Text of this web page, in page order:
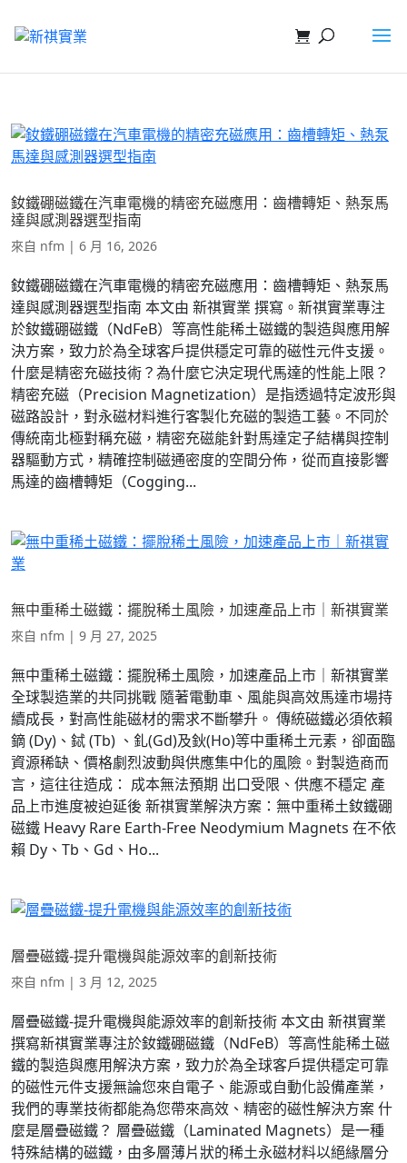
釹鐵硼磁鐵在汽車電機的精密充磁應用：齒槽轉矩、熱泵馬
達與感測器選型指南
來自 nfm | 6 月 16, 2026
釹鐵硼磁鐵在汽車電機的精密充磁應用：齒槽轉矩、熱泵馬
達與感測器選型指南 本文由 新祺實業 撰寫。新祺實業專注
於釹鐵硼磁鐵（NdFeB）等高性能稀土磁鐵的製造與應用解
決方案，致力於為全球客戶提供穩定可靠的磁性元件支援。
什麼是精密充磁技術？為什麼它決定現代馬達的性能上限？
精密充磁（Precision Magnetization）是指透過特定波形與
磁路設計，對永磁材料進行客製化充磁的製造工藝。不同於
傳統南北極對稱充磁，精密充磁能針對馬達定子結構與控制
器驅動方式，精確控制磁通密度的空間分佈，從而直接影響
馬達的齒槽轉矩（Cogging...
無中重稀土磁鐵：擺脫稀土風險，加速產品上市｜新祺實業
來自 nfm | 9 月 27, 2025
無中重稀土磁鐵：擺脫稀土風險，加速產品上市｜新祺實業
全球製造業的共同挑戰 隨著電動車、風能與高效馬達市場持
續成長，對高性能磁材的需求不斷攀升。 傳統磁鐵必須依賴
鏑 (Dy)、鋱 (Tb) 、釓(Gd)及鈥(Ho)等中重稀土元素，卻面臨
資源稀缺、價格劇烈波動與供應集中化的風險。對製造商而
言，這往往造成： 成本無法預期 出口受限、供應不穩定 產
品上市進度被迫延後 新祺實業解決方案：無中重稀土釹鐵硼
磁鐵 Heavy Rare Earth-Free Neodymium Magnets 在不依
賴 Dy、Tb、Gd、Ho...
層疊磁鐵-提升電機與能源效率的創新技術
來自 nfm | 3 月 12, 2025
層疊磁鐵-提升電機與能源效率的創新技術 本文由 新祺實業
撰寫新祺實業專注於釹鐵硼磁鐵（NdFeB）等高性能稀土磁
鐵的製造與應用解決方案，致力於為全球客戶提供穩定可靠
的磁性元件支援無論您來自電子、能源或自動化設備產業，
我們的專業技術都能為您帶來高效、精密的磁性解決方案 什
麼是層疊磁鐵？ 層疊磁鐵（Laminated Magnets）是一種
特殊結構的磁鐵，由多層薄片狀的稀土永磁材料以絕緣層分